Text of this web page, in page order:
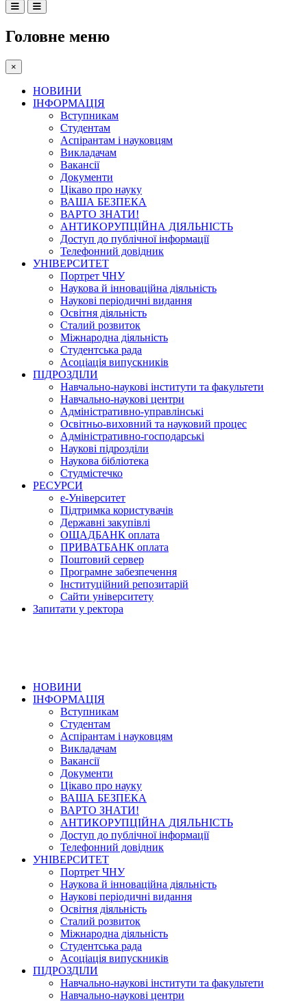
Головне меню
×
НОВИНИ
ІНФОРМАЦІЯ
Вступникам
Студентам
Аспірантам і науковцям
Викладачам
Вакансії
Документи
Цікаво про науку
ВАША БЕЗПЕКА
ВАРТО ЗНАТИ!
АНТИКОРУПЦІЙНА ДІЯЛЬНІСТЬ
Доступ до публічної інформації
Телефонний довідник
УНІВЕРСИТЕТ
Портрет ЧНУ
Наукова й інноваційна діяльність
Наукові періодичні видання
Освітня діяльність
Сталий розвиток
Міжнародна діяльність
Студентська рада
Асоціація випускників
ПІДРОЗДІЛИ
Навчально-наукові інститути та факультети
Навчально-наукові центри
Адміністративно-управлінські
Освітньо-виховний та науковий процес
Адміністративно-господарські
Наукові підрозділи
Наукова бібліотека
Студмістечко
РЕСУРСИ
е-Університет
Підтримка користувачів
Державні закупівлі
ОЩАДБАНК оплата
ПРИВАТБАНК оплата
Поштовий сервер
Програмне забезпечення
Інституційний репозитарій
Сайти університету
Запитати у ректора
НОВИНИ
ІНФОРМАЦІЯ
Вступникам
Студентам
Аспірантам і науковцям
Викладачам
Вакансії
Документи
Цікаво про науку
ВАША БЕЗПЕКА
ВАРТО ЗНАТИ!
АНТИКОРУПЦІЙНА ДІЯЛЬНІСТЬ
Доступ до публічної інформації
Телефонний довідник
УНІВЕРСИТЕТ
Портрет ЧНУ
Наукова й інноваційна діяльність
Наукові періодичні видання
Освітня діяльність
Сталий розвиток
Міжнародна діяльність
Студентська рада
Асоціація випускників
ПІДРОЗДІЛИ
Навчально-наукові інститути та факультети
Навчально-наукові центри